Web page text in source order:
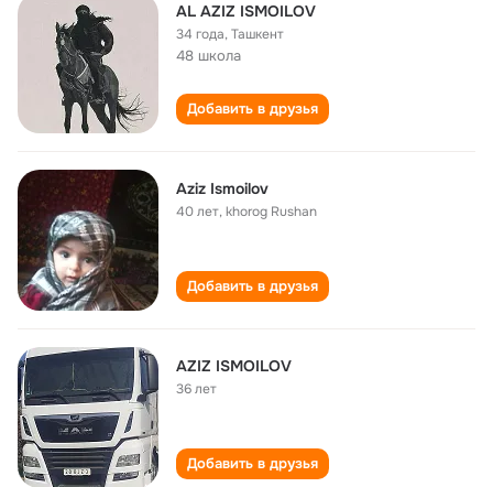
АL АZIZ ISMOILOV
34 года,Ташкент
48 школа
Добавить в друзья
Aziz Ismoilov
40 лет,khorog Rushan
Добавить в друзья
AZIZ ISMOILOV
36 лет
Добавить в друзья